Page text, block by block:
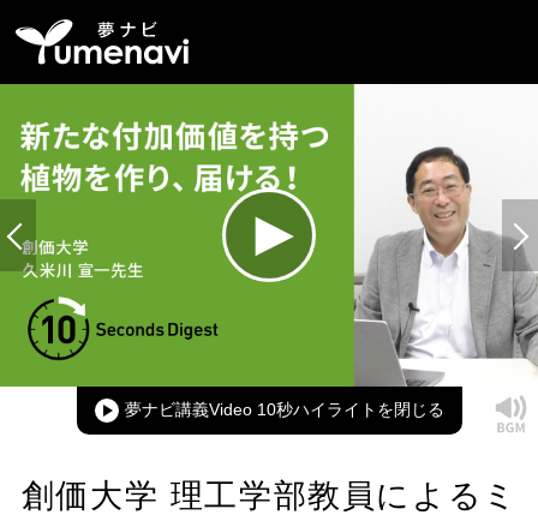
Time
Picture-
in-
Picture
夢ナビ講義Video 10秒ハイライト
創価大学 理工学部教員によるミ